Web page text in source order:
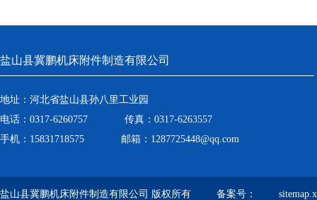
盐山县冀鹏机床附件制造有限公司
地址：河北省盐山县孙八里工业园
电话：0317-6260757 传真：0317-6263557
手机：15831718575 邮箱：1287725448@qq.com
盐山县冀鹏机床附件制造有限公司 版权所有 备案号：